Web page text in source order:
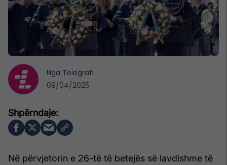
Në përvjetorin e 26-të të betejës së lavdishme të
Nga Telegrafi
09/04/2025